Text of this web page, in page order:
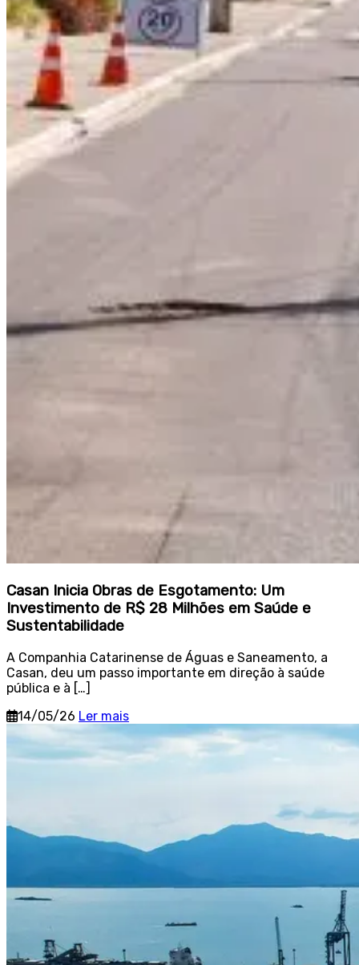
Casan Inicia Obras de Esgotamento: Um
Investimento de R$ 28 Milhões em Saúde e
Sustentabilidade
A Companhia Catarinense de Águas e Saneamento, a
Casan, deu um passo importante em direção à saúde
pública e à […]
14/05/26 Ler mais